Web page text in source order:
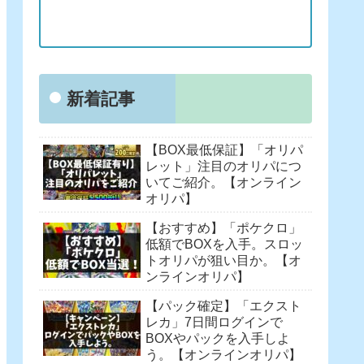
新着記事
【BOX最低保証】「オリパ
レット」注目のオリパにつ
いてご紹介。【オンライン
オリパ】
【おすすめ】「ポケクロ」
低額でBOXを入手。スロッ
トオリパが狙い目か。【オ
ンラインオリパ】
【パック確定】「エクスト
レカ」7日間ログインで
BOXやパックを入手しよ
う。【オンラインオリパ】